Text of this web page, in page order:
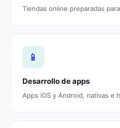
Tiendas online preparadas
📱
Desarrollo de apps
Apps iOS y Android, nativas e